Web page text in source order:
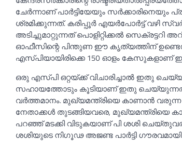
ചേര്‍ന്നാണ് പാര്‍ട്ടിയേയും സര്‍ക്കാരിനെയും
ശ്രമിക്കുന്നത്. കരിപ്പൂര്‍ എയര്‍പോര്‍ട്ട് വഴി
അടിച്ചുമാറ്റുന്നത് പൊളിറ്റിക്കല്‍
ഓഫീസിന്റെ പിന്തുണ ഈ കൃത്യത്തിന്
എസ്പിയായിരിക്കെ 150 ഓളം
ഒരു എസ്പി ഒറ്റയ്ക്ക് വിചാരിച്ചാല്‍ ഇതു
സഹായത്തോടും കൂടിയാണ് ഇതു ചെയ്യുന്നത്.
വര്‍ത്തമാനം. മുഖ്യമന്ത്രിയെ കാണാന്‍
നേതാക്കള്‍ തുടങ്ങിയവരെ,
പറഞ്ഞ് മടക്കി വിടുകയാണ് പി ശശി
ശശിയുടെ നിഗൂഢ അജണ്ട പാര്‍ട്ടി